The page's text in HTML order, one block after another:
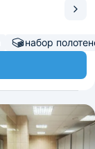
набор